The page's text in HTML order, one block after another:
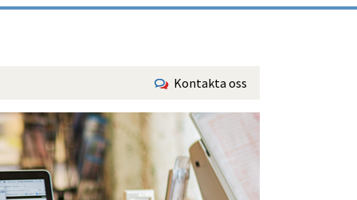
Kontakta oss